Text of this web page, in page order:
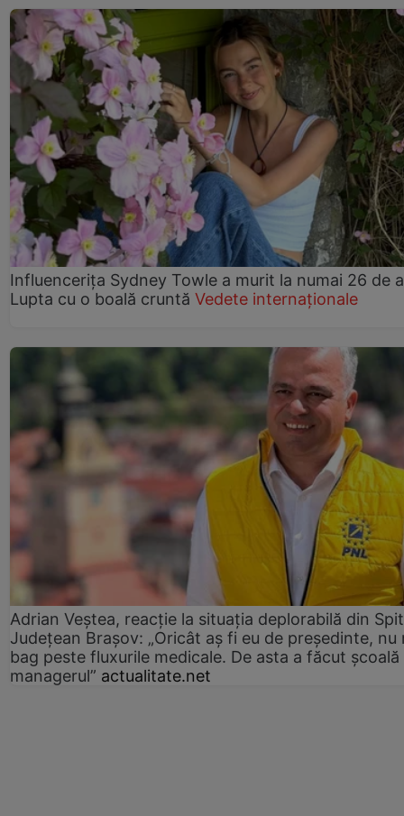
Influencerița Sydney Towle a murit la numai 26 de
Lupta cu o boală cruntă Vedete internaționale
Adrian Veștea, reacție la situația deplorabilă din
Județean Brașov: „Oricât aș fi eu de președinte, nu
bag peste fluxurile medicale. De asta a făcut școală
managerul” actualitate.net